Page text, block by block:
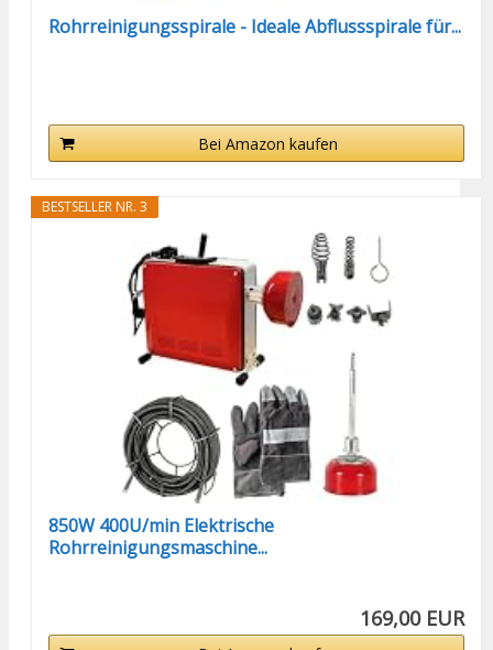
Rohrreinigungsspirale - Ideale Abflussspirale für...
Bei Amazon kaufen
BESTSELLER NR. 3
850W 400U/min Elektrische
Rohrreinigungsmaschine...
169,00 EUR